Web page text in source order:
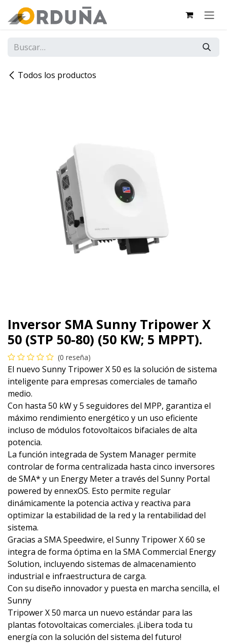
Todos los productos
Inversor SMA Sunny Tripower X
50 (STP 50-80) (50 KW; 5 MPPT).
(0 reseña)
El nuevo Sunny Tripower X 50 es la solución de sistema
inteligente para empresas comerciales de tamaño
medio.
Con hasta 50 kW y 5 seguidores del MPP, garantiza el
máximo rendimiento energético y un uso eficiente
incluso de módulos fotovoltaicos bifaciales de alta
potencia.
La función integrada de System Manager permite
controlar de forma centralizada hasta cinco inversores
de SMA* y un Energy Meter a través del Sunny Portal
powered by ennexOS. Esto permite regular
dinámicamente la potencia activa y reactiva para
optimizar la estabilidad de la red y la rentabilidad del
sistema.
Gracias a SMA Speedwire, el Sunny Tripower X 60 se
integra de forma óptima en la SMA Commercial Energy
Solution, incluyendo sistemas de almacenamiento
industrial e infraestructura de carga.
Con su diseño innovador y puesta en marcha sencilla, el
Sunny
Tripower X 50 marca un nuevo estándar para las
plantas fotovoltaicas comerciales. ¡Libera toda tu
energía con la solución del sistema del futuro!